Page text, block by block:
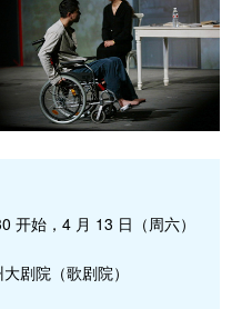
开始，4 月 13 日（周六）
剧院（歌剧院）